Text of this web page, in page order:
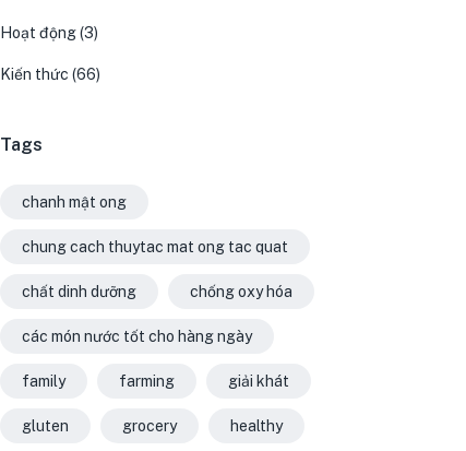
Hoạt động(3)
Kiến thức (66)
Tags
chanh mật ong
chung cach thuytac mat ong tac quat
chất dinh dưỡng chống oxy hóa
các món nước tốt cho hàng ngày
family farming giải khát
gluten grocery healthy